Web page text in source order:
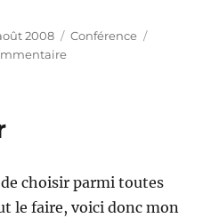
2008 Catégories
Conférence
sur
choisir parmi toutes
le faire, voici donc mon